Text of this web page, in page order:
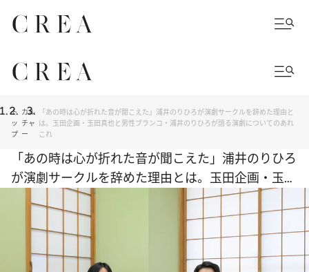
ト
ッ
プ
カル
チャ
ー
「あの時は心が折れた音が聞こえた」浦井のりひろが演劇サークルを辞めた理由と
は。玉田企画・玉田真也と男性ブランコ・浦井のりひろが語る演劇についてのあれ
これ
「あの時は心が折れた音が聞こえた」浦井のりひろ
が演劇サークルを辞めた理由とは。玉田企画・玉田
真也と男性ブランコ・浦井のりひろが語る演劇につ
いてのあれこれ